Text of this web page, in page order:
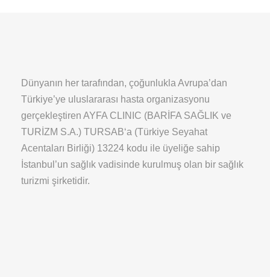
Dünyanın her tarafından, çoğunlukla Avrupa’dan
Türkiye’ye uluslararası hasta organizasyonu
gerçekleştiren AYFA CLINIC (BARİFA SAĞLIK ve
TURİZM S.A.) TURSAB‘a (Türkiye Seyahat
Acentaları Birliği) 13224 kodu ile üyeliğe sahip
İstanbul’un sağlık vadisinde kurulmuş olan bir sağlık
turizmi şirketidir.